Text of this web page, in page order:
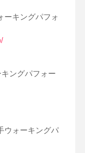
キングパフォ
ングパフォー
ウォーキングパ